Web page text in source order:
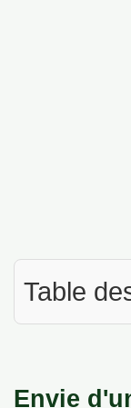
Table
Envie